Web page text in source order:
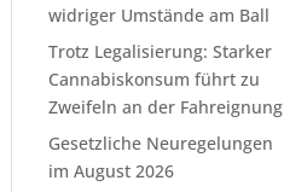
widriger Umstände am Ball
Trotz Legalisierung: Starker
Cannabiskonsum führt zu
Zweifeln an der Fahreignung
Gesetzliche Neuregelungen
im August 2026